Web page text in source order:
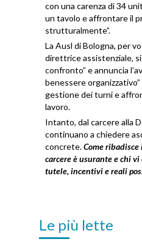
con una carenza di 34
un tavolo e affrontare il
strutturalmente”.
La Ausl di Bologna, per
direttrice assistenziale, si
confronto” e annuncia
benessere
gestione dei turni e
lavoro.
Intanto, dal carcere alla
continuano a chiedere
concrete.Come
carcere è usurante e chi vi
tutele, incentivi e reali
Le più lette